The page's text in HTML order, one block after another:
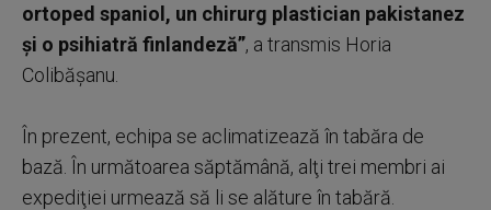
ortoped spaniol, un chirurg plastician pakistanez
şi o psihiatră finlandeză”, a transmis Horia
Colibăşanu.
În prezent, echipa se aclimatizează în tabăra de
bază. În următoarea săptămână, alţi trei membri ai
expediţiei urmează să li se alăture în tabără.